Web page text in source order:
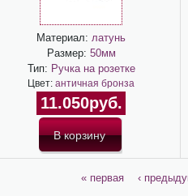
Материал: латунь
Размер: 50мм
Тип: Ручка на розетке
Цвет: античная бронза
11.050руб.
« первая ‹